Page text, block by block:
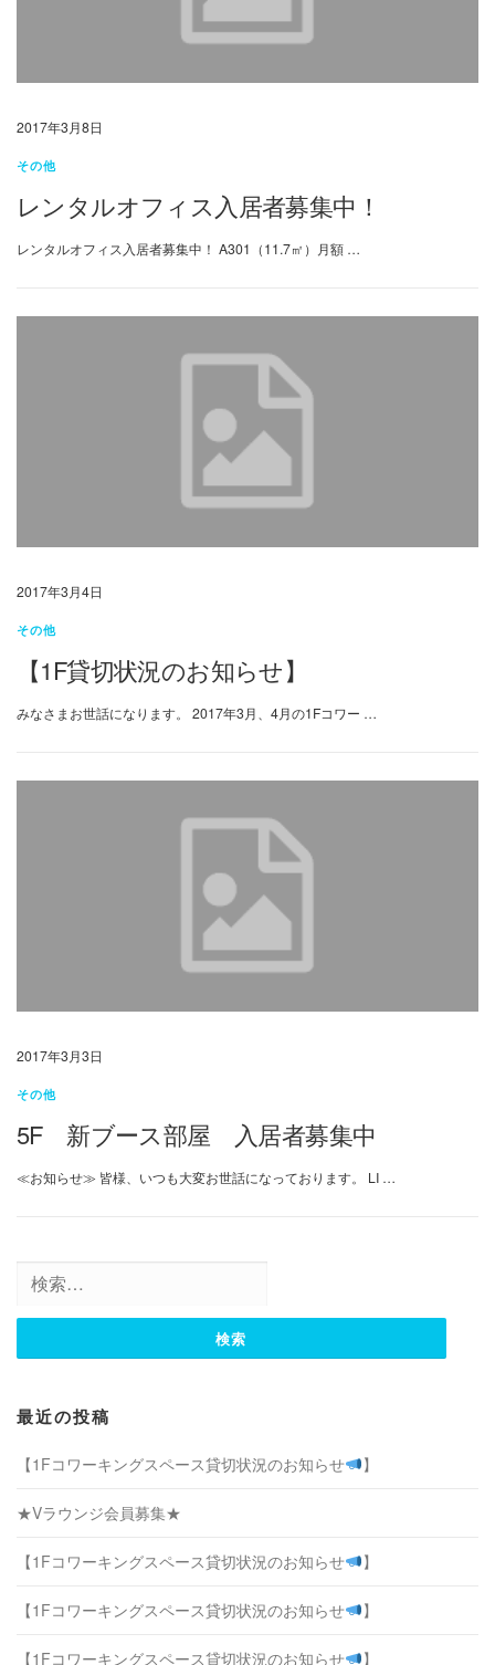
2017年3月8日
その他
レンタルオフィス入居者募集中！
レンタルオフィス入居者募集中！ A301（11.7㎡）月額 …
2017年3月4日
その他
【1F貸切状況のお知らせ】
みなさまお世話になります。 2017年3月、4月の1Fコワー …
2017年3月3日
その他
5F 新ブース部屋 入居者募集中
≪お知らせ≫ 皆様、いつも大変お世話になっております。 LI …
索:
最近の投稿
【1Fコワーキングスペース貸切状況のお知らせ 】
★Vラウンジ会員募集★
【1Fコワーキングスペース貸切状況のお知らせ 】
【1Fコワーキングスペース貸切状況のお知らせ 】
【1Fコワーキングスペース貸切状況のお知らせ 】